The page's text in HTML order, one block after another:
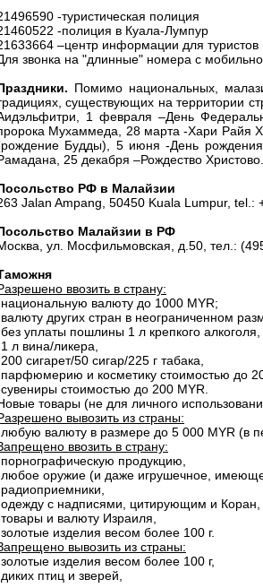
-туристическая полиция
-полиция в Куала-Лумпур
–центр информации для туристов
звонка на "длинные" номера с
Помимо национальных,
существующих на территории
1 февраля –День
Мухаммеда, 28 марта -Хари Райя
Будды), 5 июня -День рождения
25 декабря –Рождество Христово.
РФ в Малайзии
Jalan Ampang, 50450 Kuala Lumpur, tel.:
Малайзии в РФ
ул. Мосфильмовская, д.50, тел.:
ввозить в страну:
валюту до 1000 MYR;
других стран в неограниченном
уплаты пошлины 1 л крепкого алкоголя,
л вина/ликера,
сигарет/50 сигар/225 г табака,
и косметику стоимостью до
стоимостью до 200 MYR.
товары (не для личного
вывозить из страны:
валюту в размере до 5 000 MYR (в
ввозить в страну:
продукцию,
оружие (и даже игрушечное,
с надписями, цитирующим и Коран,
и валюту Израиля,
изделия весом более 100 г.
вывозить из страны:
изделия весом более 100 г,
птиц и зверей,